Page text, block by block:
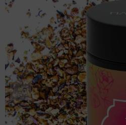
Geburtstag
Bayern